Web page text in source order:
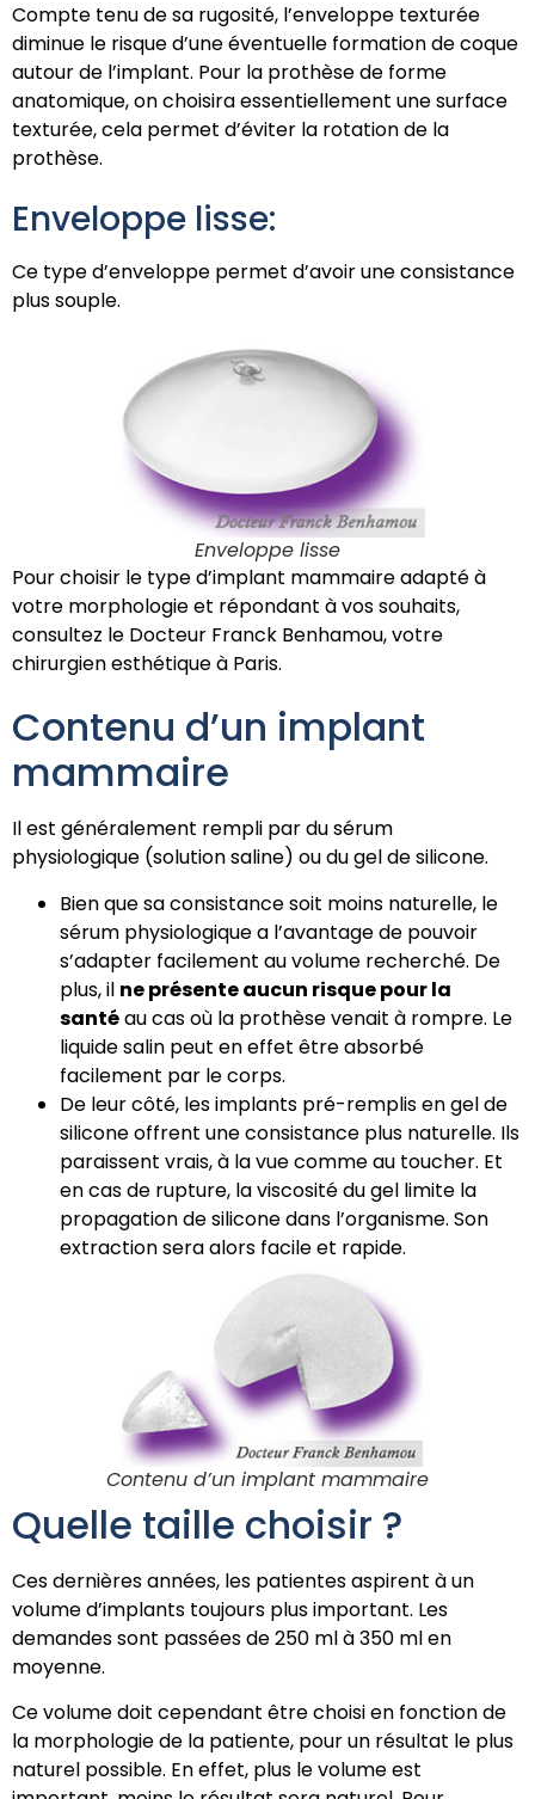
Compte tenu de sa rugosité, l’enveloppe texturée
diminue le risque d’une éventuelle formation de coque
autour de l’implant. Pour la prothèse de forme
anatomique, on choisira essentiellement une surface
texturée, cela permet d’éviter la rotation de la
prothèse.
Enveloppe lisse:
Ce type d’enveloppe permet d’avoir une consistance
plus souple.
Enveloppe lisse
Pour choisir le type d’implant mammaire adapté à
votre morphologie et répondant à vos souhaits,
consultez le Docteur Franck Benhamou, votre
chirurgien esthétique à Paris.
Contenu d’un implant
mammaire
Il est généralement rempli par du sérum
physiologique (solution saline) ou du gel de silicone.
Bien que sa consistance soit moins naturelle, le
sérum physiologique a l’avantage de pouvoir
s’adapter facilement au volume recherché. De
plus, il ne présente aucun risque pour la
santéau cas où la prothèse venait à rompre. Le
liquide salin peut en effet être absorbé
facilement par le corps.
De leur côté, les implants pré-remplis en gel de
silicone offrent une consistance plus naturelle. Ils
paraissent vrais, à la vue comme au toucher. Et
en cas de rupture, la viscosité du gel limite la
propagation de silicone dans l’organisme. Son
extraction sera alors facile et rapide.
Contenu d’un implant mammaire
Quelle taille choisir ?
Ces dernières années, les patientes aspirent à un
volume d’implants toujours plus important. Les
demandes sont passées de 250 ml à 350 ml en
moyenne.
Ce volume doit cependant être choisi en fonction de
la morphologie de la patiente, pour un résultat le plus
naturel possible. En effet, plus le volume est